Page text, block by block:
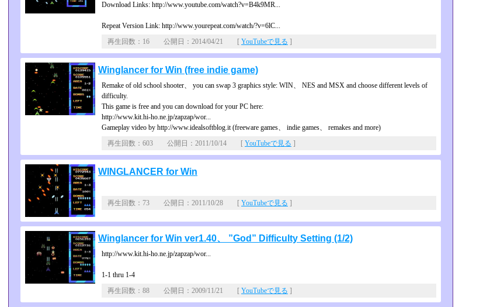
Download Links: http://www.youtube.com/watch?v=B4k9MR...
Repeat Version Link: http://www.yourepeat.com/watch/?v=6lC...
再生回数：16 公開日：2014/04/21 [ YouTubeで見る ]
Winglancer for Win (free indie game)
Remake of old school shooter、 you can swap 3 graphics style: WIN、 NES and MSX and choose different levels of
difficulty.
This game is free and you can download for your PC here:
http://www.kit.hi-ho.ne.jp/zapzap/wor...
Gameplay video by http://www.idealsoftblog.it (freeware games、 indie games、 remakes and more)
再生回数：603 公開日：2011/10/14 [ YouTubeで見る ]
WINGLANCER for Win
再生回数：73 公開日：2011/10/28 [ YouTubeで見る ]
Winglancer for Win ver1.40、 ”God” Difficulty Setting (1/2)
http://www.kit.hi-ho.ne.jp/zapzap/wor...
1-1 thru 1-4
再生回数：88 公開日：2009/11/21 [ YouTubeで見る ]